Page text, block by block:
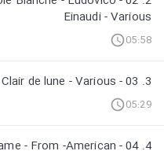
Einaudi - Various
05:58
3. 03 - Debussy- 3, Clair de lune - Various
05:29
Name - From -American